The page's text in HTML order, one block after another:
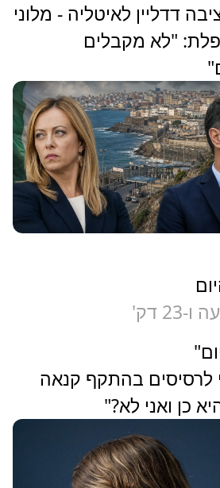
דדליין לאיטליה - מלוני
"לא מקבלים
23 דק'
לרסיסים בהתקף קנאה
כן ואני לא?"